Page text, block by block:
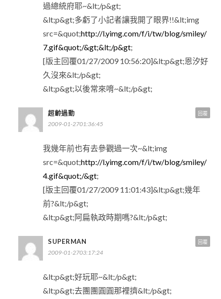
過總統府耶~&lt;/p&gt;
&lt;p&gt;多虧了小記者讓我開了眼界!!&lt;img
src=&quot;http://l.yimg.com/f/i/tw/blog/smiley/
7.gif&quot;/&gt;&lt;/p&gt;
[版主回覆01/27/2009 10:56:20]&lt;p&gt;恩汐好
久沒來&lt;/p&gt;
&lt;p&gt;以後常來唷~&lt;/p&gt;
超齡過動
2009-01-2701:36:45
我幾年前也有去參觀過一次~&lt;img
src=&quot;http://l.yimg.com/f/i/tw/blog/smiley/
4.gif&quot;/&gt;
[版主回覆01/27/2009 11:01:43]&lt;p&gt;幾年
前?&lt;/p&gt;
&lt;p&gt;阿扁執政時期嗎?&lt;/p&gt;
回覆
SUPERMAN
2009-01-2703:17:24
&lt;p&gt;好玩耶~&lt;/p&gt;
&lt;p&gt;去團團圓圓那裡擠&lt;/p&gt;
回覆